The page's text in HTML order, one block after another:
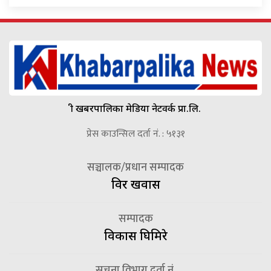
श्री खबरपालिका मेडिया नेटवर्क प्रा.लि.
प्रेस काउन्सिल दर्ता नं. : ५१३१
सञ्चालक/प्रधान सम्पादक
विदुर खवास
सम्पादक
विकास घिमिरे